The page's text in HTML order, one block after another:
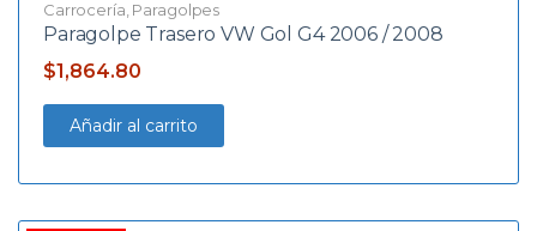
Carrocería Paragolpes
Paragolpe Trasero VW Gol G4 2006 / 2008
$1,864.80
Añadir al carrito